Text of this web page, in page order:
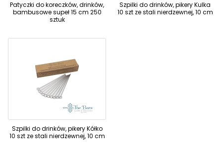
Patyczki do koreczków, drinków,
bambusowe supeł 15 cm 250
sztuk
Szpilki do drinków, pikery Kulka
10 szt ze stali nierdzewnej, 10 cm
Szpilki do drinków, pikery Kółko
10 szt ze stali nierdzewnej, 10 cm